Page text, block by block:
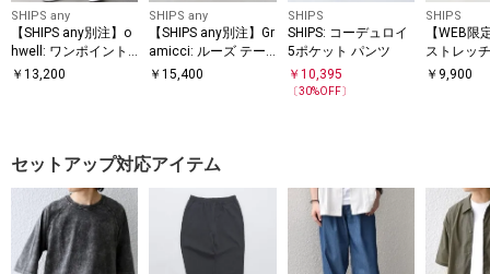
SHIPS any
【SHIPS any別注】o
hwell: ワンポイント
ロゴ 刺繍 スピンドル
￥ 13,200
SHIPS any
【SHIPS any別注】Gr
amicci: ルーズ テー
パード ストレッチ デ
￥15,400
SHIPS
SHIPS: コーデュロイ
5ポケット パンツ
￥ 10,395
〔30%OFF〕
SHIPS
【WEB限
ストレッ
ノ パンツ
￥ 9,900
セットアップ対応アイテム